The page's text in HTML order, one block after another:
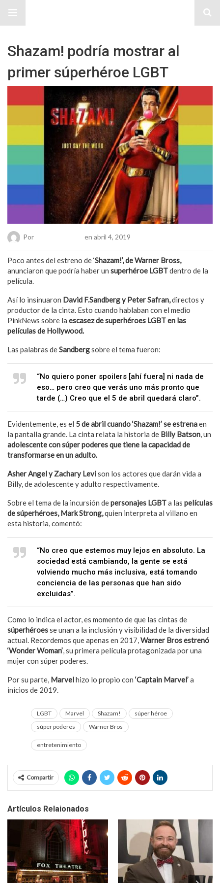
Shazam! podría mostrar al
primer súperhéroe LGBT
Por en abril 4, 2019
Poco antes del estreno de ‘Shazam!’, de Warner Bross,
anunciaron que podría haber un superhéroe LGBTdentro de la
película.
Así lo insinuaron David F.Sandberg y Peter Safran,directos y
productor de la cinta. Esto cuando hablaban con el medio
PinkNews sobre la escasez de superhéroes LGBT en las
películas de Hollywood.
Las palabras deSandbergsobre el tema fueron:
“No quiero poner spoilers [ahí fuera] ni nada de
eso… pero creo que verás uno más pronto que
tarde (…) Creo que el 5 de abril quedará claro”.
Evidentemente, es el 5 de abril cuando ‘Shazam!’ se estrenaen
la pantalla grande. La cinta relata la historia de Billy Batson, un
adolescente con súper poderes que tiene la capacidad de
transformarse en un adulto.
Asher Angel y Zachary Levison los actores que darán vida a
Billy, de adolescente y adulto respectivamente.
Sobre el tema de la incursión depersonajes LGBTa las películas
de súperhéroes, Mark Strong,quien interpreta al villano en
esta historia, comentó:
“No creo que estemos muy lejos en absoluto. La
sociedad está cambiando, la gente se está
volviendo mucho más inclusiva, está tomando
conciencia de las personas que han sido
excluidas”.
Como lo indica el actor, es momento de que las cintas de
súperhéroesse unan a la inclusión y visibilidad de la diversidad
actual. Recordemos que apenas en 2017,Warner Bros estrenó
‘Wonder Woman’, su primera película protagonizada por una
mujer con súper poderes.
Por su parte, Marvelhizo lo propio con ‘Captain Marvel’a
inicios de 2019.
LGBT Marvel Shazam!
súper héroe
súper poderes
Warner Bros
entretenimiento
Compartir
Artículos Relaionados